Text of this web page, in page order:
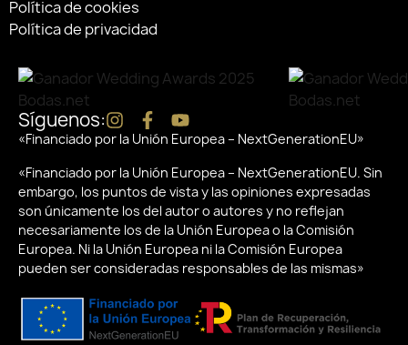
Política de cookies
Política de privacidad
Síguenos:
«Financiado por la Unión Europea – NextGenerationEU»
«Financiado por la Unión Europea – NextGenerationEU. Sin
embargo, los puntos de vista y las opiniones expresadas
son únicamente los del autor o autores y no reflejan
necesariamente los de la Unión Europea o la Comisión
Europea. Ni la Unión Europea ni la Comisión Europea
pueden ser consideradas responsables de las mismas»